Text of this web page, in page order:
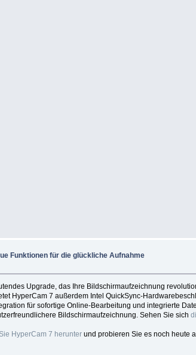
Funktionen für die glückliche Aufnahme
Upgrade, das Ihre Bildschirmaufzeichnung
HyperCam 7 außerdem Intel QuickSync-
für sofortige Online-Bearbeitung und integrierte
Bildschirmaufzeichnung. Sehen Sie sich
HyperCam 7 herunter und probieren Sie es noch heute